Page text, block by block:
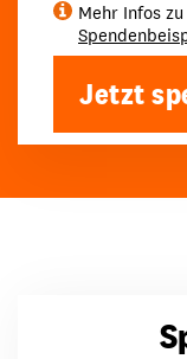
Mehr Infos
Jetzt